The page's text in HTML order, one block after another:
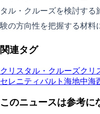
タル・クルーズを検討す
験の方向性を把握する材料
関連タグ
クリスタル・クルーズクリ
セレニティバルト海地中海
このニュースは参考に